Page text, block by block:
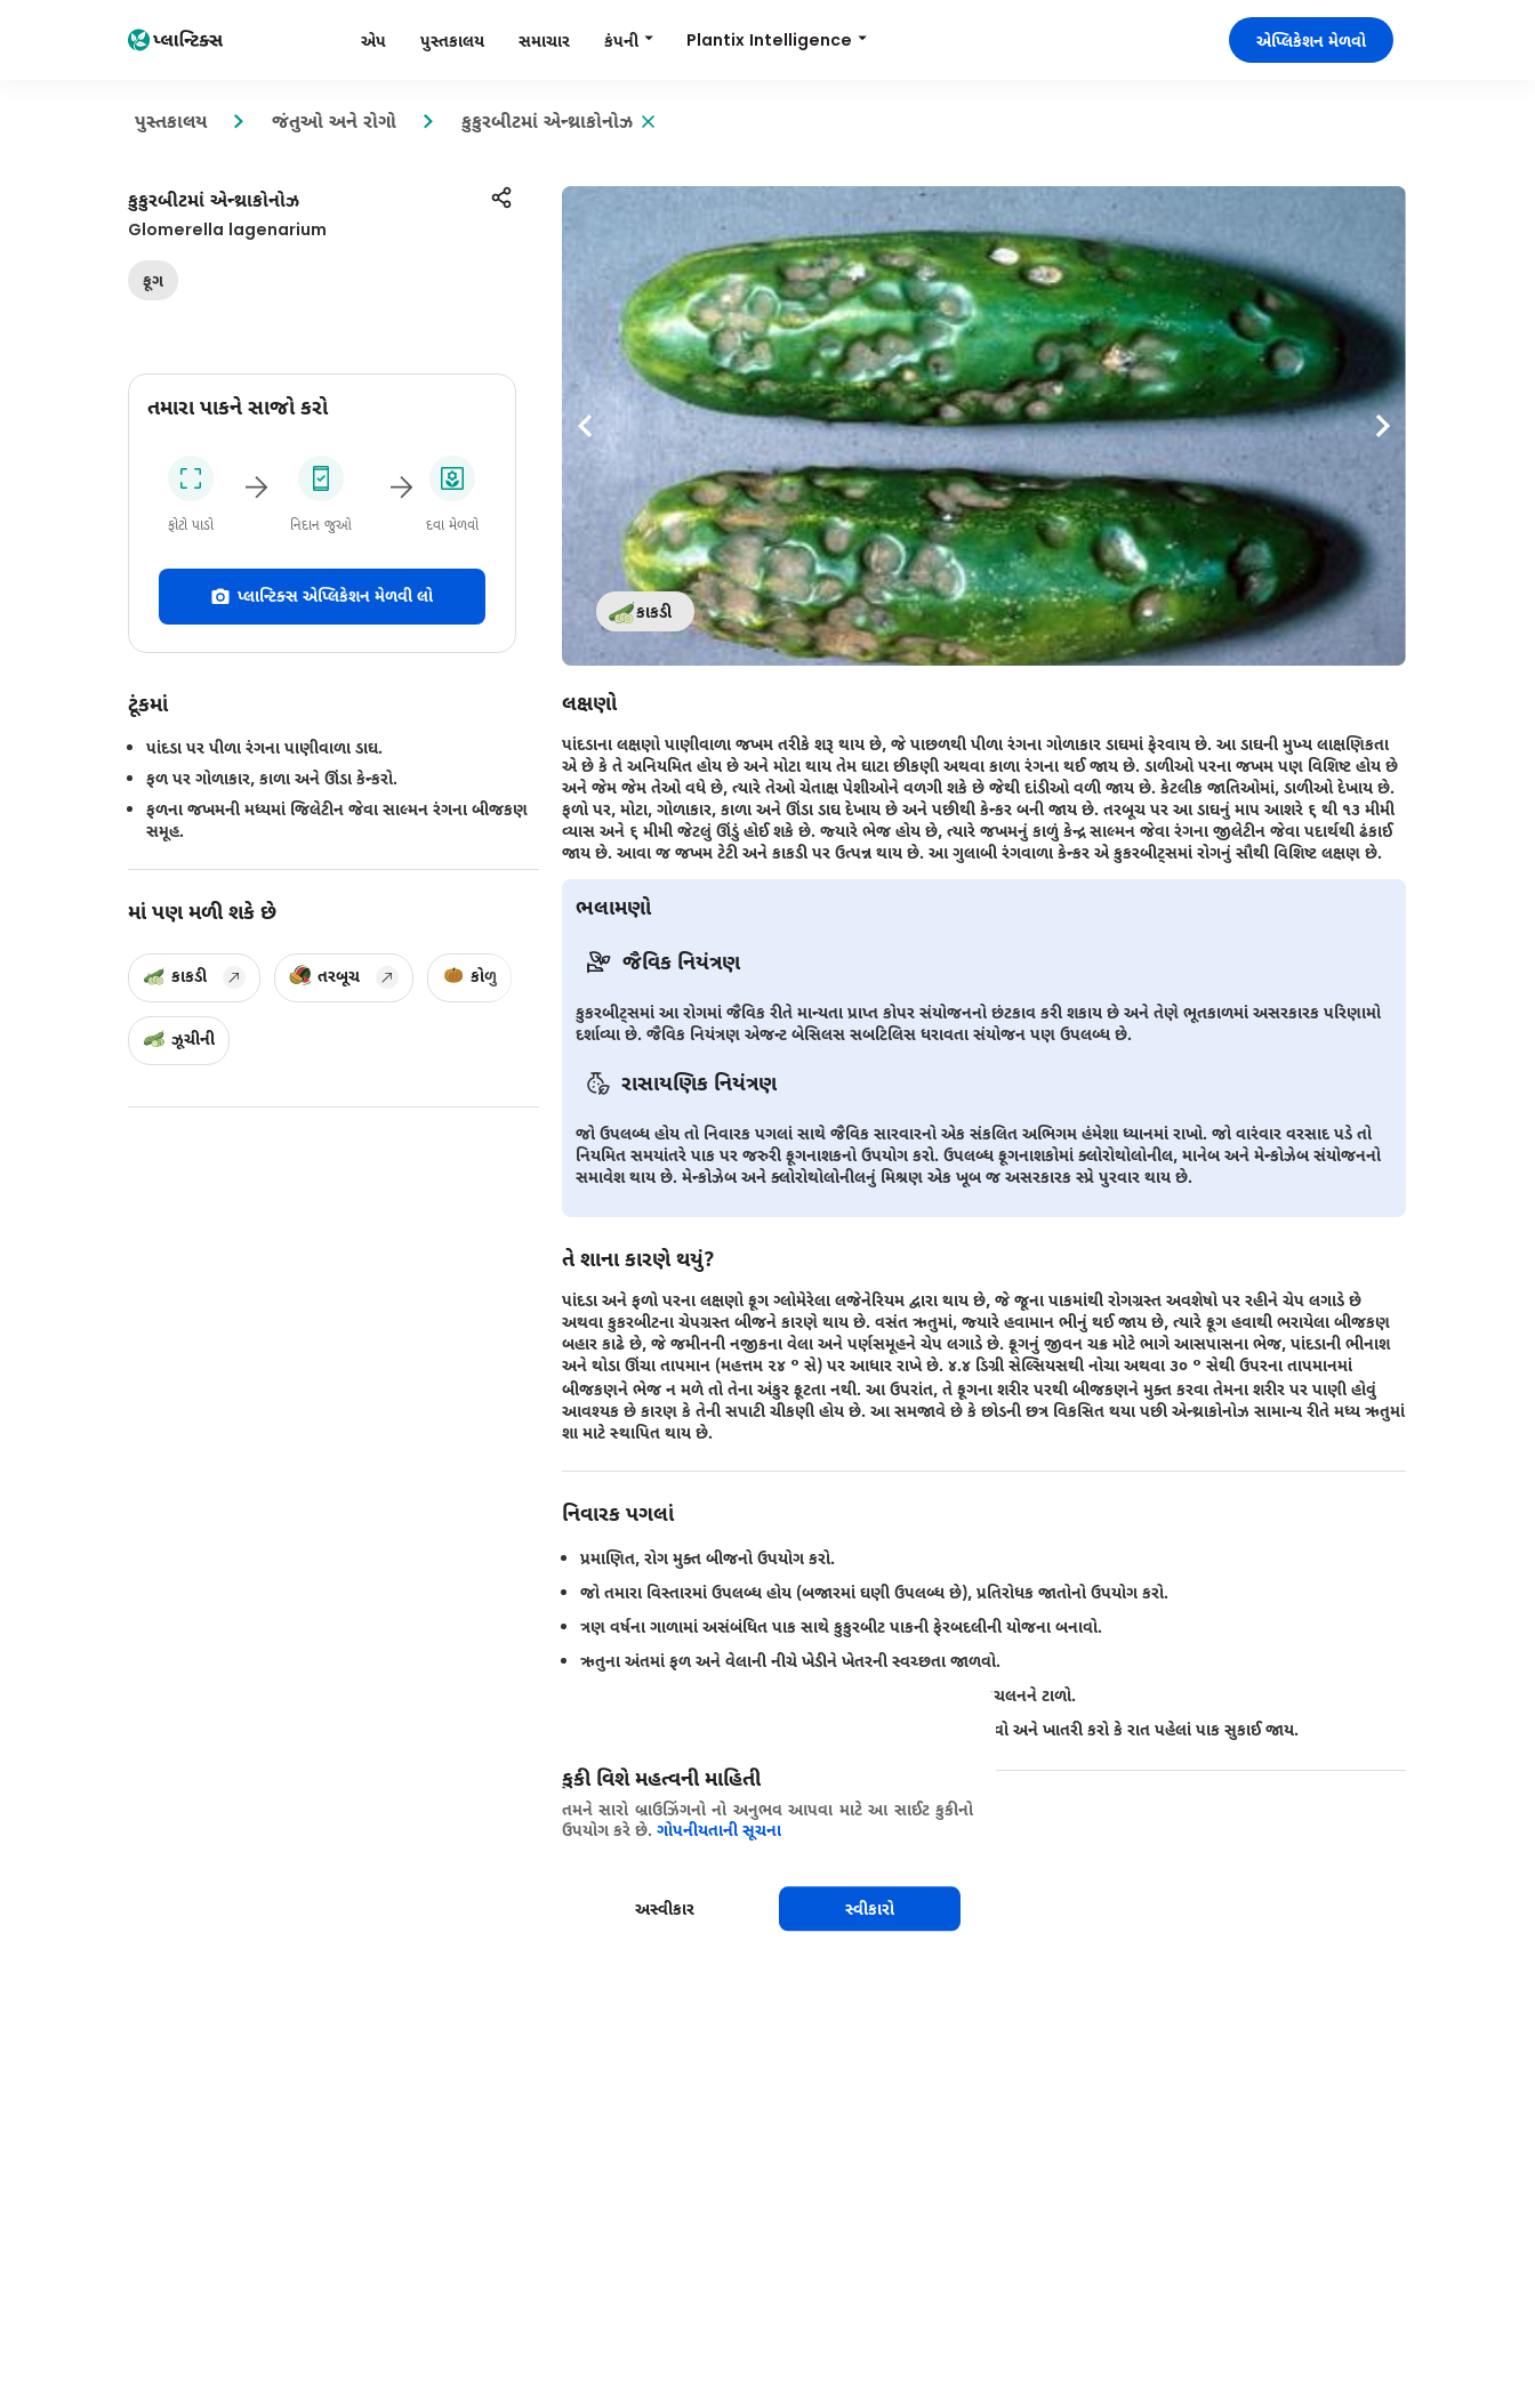
એપ પુસ્તકાલય સમાચાર કંપની Plantix Intelligence એપ્લિકેશન મેળવો
પુસ્તકાલય જંતુઓ અને રોગો કુકુરબીટમાં એન્થ્રાકોનોઝ
કુકુરબીટમાં એન્થ્રાકોનોઝ
Glomerella lagenarium
ફૂગ
તમારા પાકને સાજો કરો
ફોટો પાડો નિદાન જુઓ દવા મેળવો
પ્લાન્ટિક્સ એપ્લિકેશન મેળવી લો
ટૂંકમાં
પાંદડા પર પીળા રંગના પાણીવાળા ડાઘ.
ફળ પર ગોળાકાર, કાળા અને ઊંડા કેન્કરો.
ફળના જખમની મધ્યમાં જિલેટીન જેવા સાલ્મન રંગના બીજકણ
સમૂહ.
માં પણ મળી શકે છે
કાકડી તરબૂચ કોળુ
ઝૂચીની
કાકડી
લક્ષણો
પાંદડાના લક્ષણો પાણીવાળા જખમ તરીકે શરૂ થાય છે, જે પાછળથી પીળા રંગના ગોળાકાર ડાઘમાં ફેરવાય છે. આ ડાઘની મુખ્ય લાક્ષણિકતા
એ છે કે તે અનિયમિત હોય છે અને મોટા થાય તેમ ઘાટા છીકણી અથવા કાળા રંગના થઈ જાય છે. ડાળીઓ પરના જખમ પણ વિશિષ્ટ હોય છે
અને જેમ જેમ તેઓ વધે છે, ત્યારે તેઓ ચેતાક્ષ પેશીઓને વળગી શકે છે જેથી દાંડીઓ વળી જાય છે. કેટલીક જાતિઓમાં, ડાળીઓ દેખાય છે.
ફળો પર, મોટા, ગોળાકાર, કાળા અને ઊંડા ડાઘ દેખાય છે અને પછીથી કેન્કર બની જાય છે. તરબૂચ પર આ ડાઘનું માપ આશરે ૬ થી ૧૩ મીમી
વ્યાસ અને ૬ મીમી જેટલું ઊંડું હોઈ શકે છે. જ્યારે ભેજ હોય ​​છે, ત્યારે જખમનું કાળું કેન્દ્ર સાલ્મન જેવા રંગના જીલેટીન જેવા પદાર્થથી ઢંકાઈ
જાય છે. આવા જ જખમ ટેટી અને કાકડી પર ઉત્પન્ન થાય છે. આ ગુલાબી રંગવાળા કેન્કર એ કુકરબીટ્સમાં રોગનું સૌથી વિશિષ્ટ લક્ષણ છે.
ભલામણો
જૈવિક નિયંત્રણ
કુકરબીટ્સમાં આ રોગમાં જૈવિક રીતે માન્યતા પ્રાપ્ત કોપર સંયોજનનો છંટકાવ કરી શકાય છે અને તેણે ભૂતકાળમાં અસરકારક પરિણામો
દર્શાવ્યા છે. જૈવિક નિયંત્રણ એજન્ટ બેસિલસ સબટિલિસ ધરાવતા સંયોજન પણ ઉપલબ્ધ છે.
રાસાયણિક નિયંત્રણ
જો ઉપલબ્ધ હોય તો નિવારક પગલાં સાથે જૈવિક સારવારનો એક સંકલિત અભિગમ હંમેશા ધ્યાનમાં રાખો. જો વારંવાર વરસાદ પડે તો
નિયમિત સમયાંતરે પાક પર જરુરી ફૂગનાશકનો ઉપયોગ કરો. ઉપલબ્ધ ફૂગનાશકોમાં ક્લોરોથોલોનીલ, માનેબ અને મેન્કોઝેબ સંયોજનનો
સમાવેશ થાય છે. મેન્કોઝેબ અને ક્લોરોથોલોનીલનું મિશ્રણ એક ખૂબ જ અસરકારક સ્પ્રે પુરવાર થાય છે.
તે શાના કારણે થયું?
પાંદડા અને ફળો પરના લક્ષણો ફૂગ ગ્લોમેરેલા લજેનેરિયમ દ્વારા થાય છે, જે જૂના પાકમાંથી રોગગ્રસ્ત અવશેષો પર રહીને ચેપ લગાડે છે
અથવા કુકરબીટના ચેપગ્રસ્ત બીજને કારણે થાય છે. વસંત ઋતુમાં, જ્યારે હવામાન ભીનું થઈ જાય છે, ત્યારે ફૂગ હવાથી ભરાયેલા બીજકણ
બહાર કાઢે છે, જે જમીનની નજીકના વેલા અને પર્ણસમૂહને ચેપ લગાડે છે. ફૂગનું જીવન ચક્ર મોટે ભાગે આસપાસના ભેજ, પાંદડાની ભીનાશ
અને થોડા ઊંચા તાપમાન (મહત્તમ ૨૪ ° સે) પર આધાર રાખે છે. ૪.૪ ડિગ્રી સેલ્સિયસથી નોચા અથવા ૩૦ ° સેથી ઉપરના તાપમાનમાં
બીજકણને ભેજ ન મળે તો તેના અંકુર ફૂટતા નથી. આ ઉપરાંત, તે ફૂગના શરીર પરથી બીજકણને મુક્ત કરવા તેમના શરીર પર પાણી હોવું
આવશ્યક છે કારણ કે તેની સપાટી ચીકણી હોય છે. આ સમજાવે છે કે છોડની છત્ર વિકસિત થયા પછી એન્થ્રાકોનોઝ સામાન્ય રીતે મધ્ય ઋતુમાં
શા માટે સ્થાપિત થાય છે.
નિવારક પગલાં
પ્રમાણિત, રોગ મુક્ત બીજનો ઉપયોગ કરો.
જો તમારા વિસ્તારમાં ઉપલબ્ધ હોય (બજારમાં ઘણી ઉપલબ્ધ છે), પ્રતિરોધક જાતોનો ઉપયોગ કરો.
ત્રણ વર્ષના ગાળામાં અસંબંધિત પાક સાથે કુકુરબીટ પાકની ફેરબદલીની યોજના બનાવો.
ઋતુના અંતમાં ફળ અને વેલાની નીચે ખેડીને ખેતરની સ્વચ્છતા જાળવો.
પર્ણસમૂહ ભીના હોય ત્યારે ખેતરમાં મશીનરી અથવા કામદારોના હલનચલનને ટાળો.
જો ઓવરહેડ સિંચાઈ જરૂરી હોય તો, વહેલી સવારે તેની યોજના બનાવો અને ખાતરી કરો કે રાત પહેલાં પાક સુકાઈ જાય.
શેર કરો
કુકી વિશે મહત્વની માહિતી
તમને સારો બ્રાઉઝિંગનો નો અનુભવ આપવા માટે આ સાઈટ કુકીનો
ઉપયોગ કરે છે. ગોપનીયતાની સૂચના
અસ્વીકાર સ્વીકારો